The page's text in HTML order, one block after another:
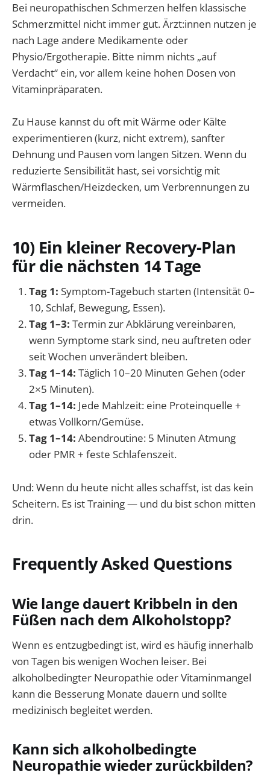
Bei neuropathischen Schmerzen helfen klassische
Schmerzmittel nicht immer gut. Ärzt:innen nutzen je
nach Lage andere Medikamente oder
Physio/Ergotherapie. Bitte nimm nichts „auf
Verdacht“ ein, vor allem keine hohen Dosen von
Vitaminpräparaten.
Zu Hause kannst du oft mit Wärme oder Kälte
experimentieren (kurz, nicht extrem), sanfter
Dehnung und Pausen vom langen Sitzen. Wenn du
reduzierte Sensibilität hast, sei vorsichtig mit
Wärmflaschen/Heizdecken, um Verbrennungen zu
vermeiden.
10) Ein kleiner Recovery-Plan
für die nächsten 14 Tage
Tag 1: Symptom-Tagebuch starten (Intensität 0–
10, Schlaf, Bewegung, Essen).
Tag 1–3: Termin zur Abklärung vereinbaren,
wenn Symptome stark sind, neu auftreten oder
seit Wochen unverändert bleiben.
Tag 1–14: Täglich 10–20 Minuten Gehen (oder
2×5 Minuten).
Tag 1–14: Jede Mahlzeit: eine Proteinquelle +
etwas Vollkorn/Gemüse.
Tag 1–14: Abendroutine: 5 Minuten Atmung
oder PMR + feste Schlafenszeit.
Und: Wenn du heute nicht alles schaffst, ist das kein
Scheitern. Es ist Training — und du bist schon mitten
drin.
Frequently Asked Questions
Wie lange dauert Kribbeln in den
Füßen nach dem Alkoholstopp?
Wenn es entzugbedingt ist, wird es häufig innerhalb
von Tagen bis wenigen Wochen leiser. Bei
alkoholbedingter Neuropathie oder Vitaminmangel
kann die Besserung Monate dauern und sollte
medizinisch begleitet werden.
Kann sich alkoholbedingte
Neuropathie wieder zurückbilden?